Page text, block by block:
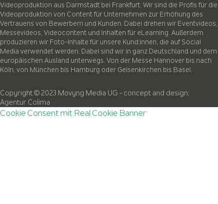
Videoproduktion aus Darmstadt bei Frankfurt. Wir sind die Profis für die
Videoproduktion von Content für Unternehmen zur Erhöhung des
Vertrauens von Bewerbern und Kunden. Dabei drehen wir Eventvideos,
Messevideos, Videocontent und Inhalten für eLearning. Außerdem
produzieren wir Foto-Inhalte für unsere Kund:innen, die auf Social
Media verwendet werden. Dabei sind wir in ganz Deutschland und dem
europäischen Ausland unterwegs. Von der Messe Hannover bis nach
Köln, von München bis Hamburg oder Gelsenkirchen bis Basel.
Copyright © 2023 Movyng Media UG - concept and design:
Agentur Colima
Cookie Consent mit Real Cookie Banner